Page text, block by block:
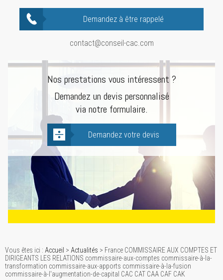
Demandez à être rappelé
contact@conseil-cac.com
Nos prestations vous intéressent ?
Demandez un devis personnalisé
via notre formulaire.
Demandez votre devis
Vous êtes ici : Accueil > Actualités > France COMMISSAIRE AUX COMPTES ET
DIRIGEANTS LES RELATIONS commissaire-aux-comptes commissaire-à-la-
transformation commissaire-aux-apports commissaire-à-la-fusion
commissaire-à-l'augmentation-de-capital CAC CAT CAA CAF CAK